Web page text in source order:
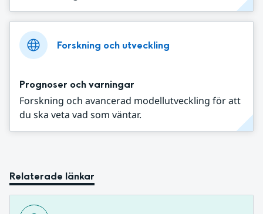
Forskning och utveckling
Prognoser och varningar
Forskning och avancerad modellutveckling för att
du ska veta vad som väntar.
Relaterade länkar